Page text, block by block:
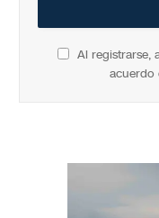
Al registrarse,
acuerdo